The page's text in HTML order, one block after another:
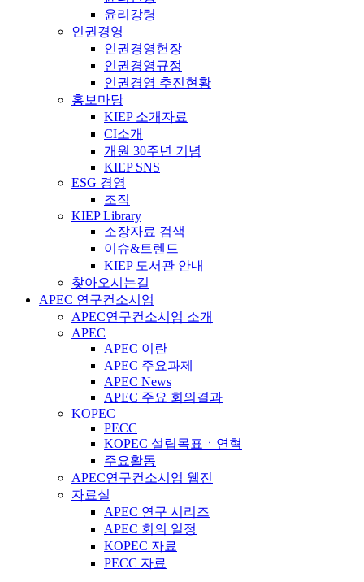
윤리강령
인권경영
인권경영헌장
인권경영규정
인권경영 추진현황
홍보마당
KIEP 소개자료
CI소개
개원 30주년 기념
KIEP SNS
ESG 경영
조직
KIEP Library
소장자료 검색
이슈&트렌드
KIEP 도서관 안내
찾아오시는길
APEC 연구컨소시엄
APEC연구컨소시엄 소개
APEC
APEC 이란
APEC 주요과제
APEC News
APEC 주요 회의결과
KOPEC
PECC
KOPEC 설립목표ㆍ연혁
주요활동
APEC연구컨소시엄 웹진
자료실
APEC 연구 시리즈
APEC 회의 일정
KOPEC 자료
PECC 자료